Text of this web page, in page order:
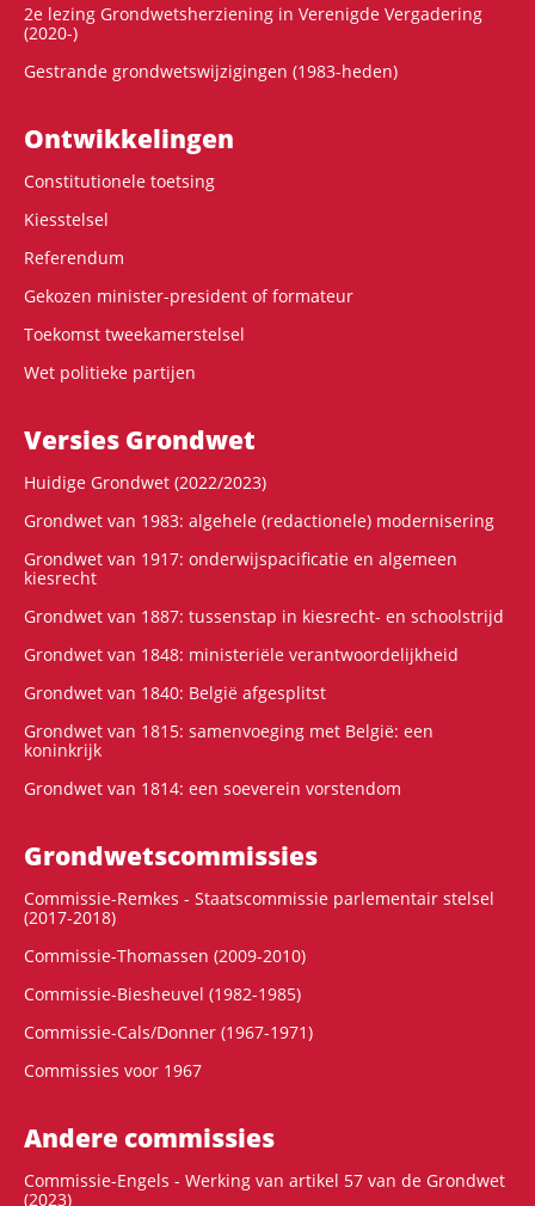
2e lezing Grondwetsherziening in Verenigde Vergadering
(2020-)
Gestrande grondwetswijzigingen (1983-heden)
Ontwikke­lingen
Constitutionele toetsing
Kiesstelsel
Referendum
Gekozen minister-president of formateur
Toekomst tweekamerstelsel
Wet politieke partijen
Versies Grondwet
Huidige Grondwet (2022/2023)
Grondwet van 1983: algehele (redactionele) modernisering
Grondwet van 1917: onderwijspacificatie en algemeen
kiesrecht
Grondwet van 1887: tussenstap in kiesrecht- en schoolstrijd
Grondwet van 1848: ministeriële verantwoordelijkheid
Grondwet van 1840: België afgesplitst
Grondwet van 1815: samenvoeging met België: een
koninkrijk
Grondwet van 1814: een soeverein vorstendom
Grondwets­commissies
Commissie-Remkes - Staatscommissie parlementair stelsel
(2017-2018)
Commissie-Thomassen (2009-2010)
Commissie-Biesheuvel (1982-1985)
Commissie-Cals/Donner (1967-1971)
Commissies voor 1967
Andere commissies
Commissie-Engels - Werking van artikel 57 van de Grondwet
(2023)